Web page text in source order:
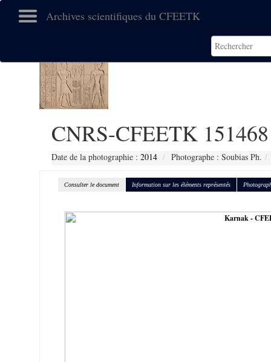
Archives scientifiques du CFEETK
CNRS-CFEETK 151468
Date de la photographie : 2014 Photographe : Soubias Ph.
Consulter le document Information sur les éléments représentés